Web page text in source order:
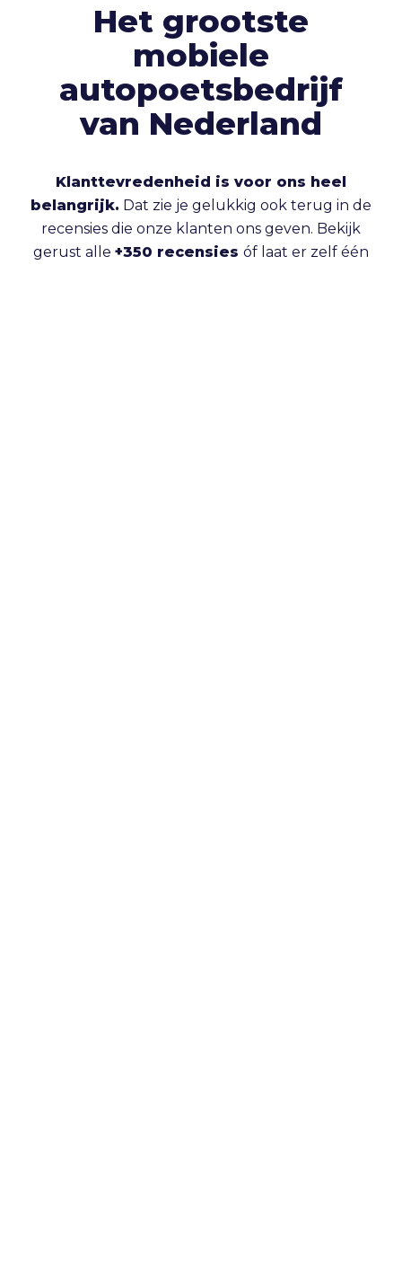
Het grootste
mobiele
autopoetsbedrijf
van Nederland
Klanttevredenheid is voor ons heel
belangrijk. Dat zie je gelukkig ook terug in de
recensies die onze klanten ons geven. Bekijk
gerust alle +350 recensies óf laat er zelf één